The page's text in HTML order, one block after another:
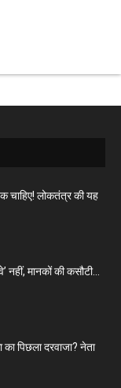
चाहिए! लोकतंत्र की यह
मानकों की कसौटी...
का पिछला दरवाजा? नेता